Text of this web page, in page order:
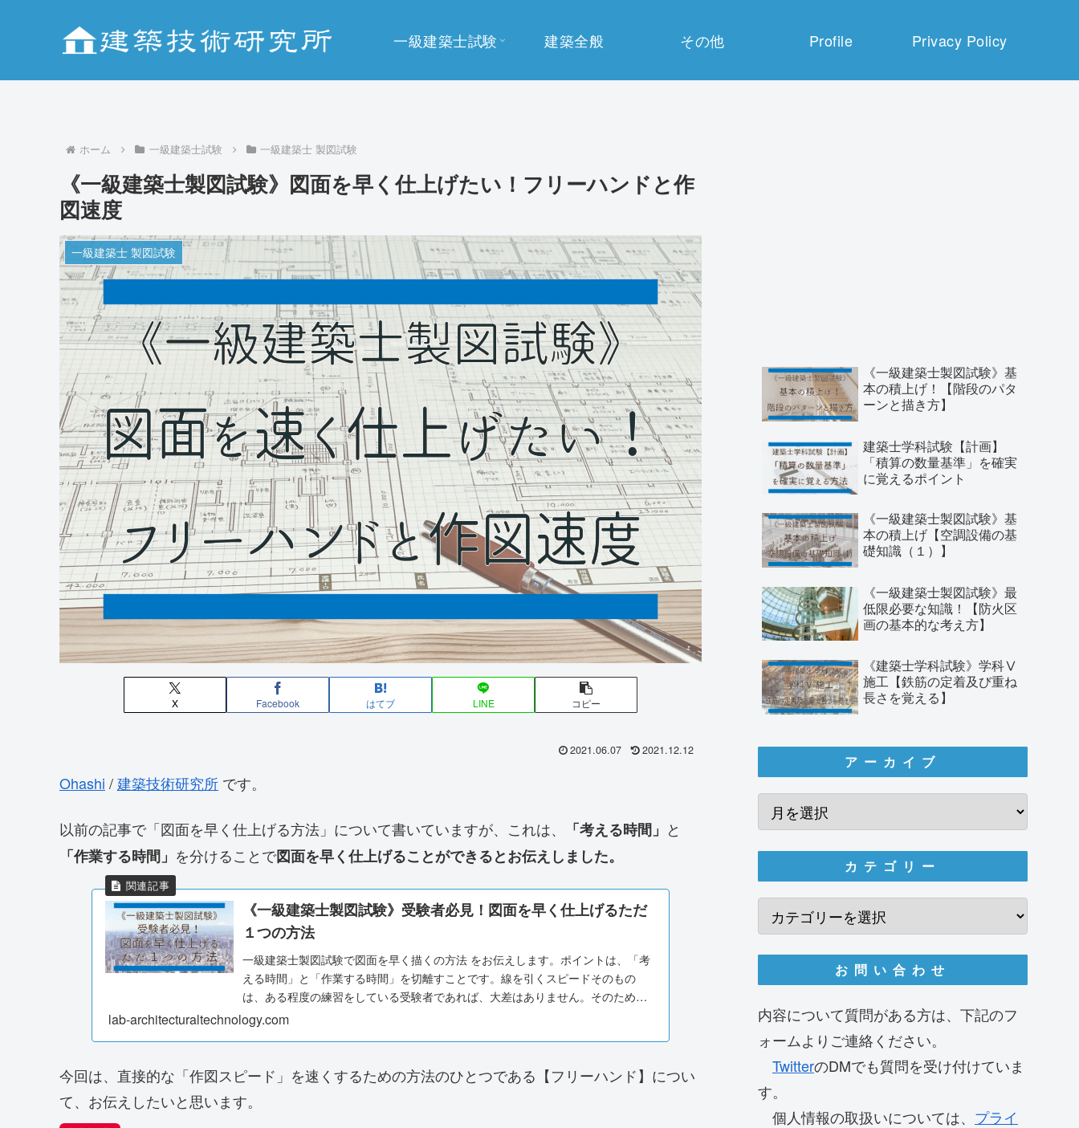
一級建築士試験 建築全般 その他 Profile Privacy Policy
ホーム 一級建築士試験 一級建築士 製図試験
《一級建築士製図試験》図面を早く仕上げたい！フリーハンドと作
図速度
一級建築士 製図試験
X Facebook はてブ LINE コピー
2021.06.07 2021.12.12
Ohashi /建築技術研究所 です。
以前の記事で「図面を早く仕上げる方法」について書いていますが、これは、 「考える時間」 と
「作業する時間」 を分けることで図面を早く仕上げることができるとお伝えしました。
《一級建築士製図試験》受験者必見！図面を早く仕上げるただ
１つの方法
一級建築士製図試験で図面を早く描くの方法 をお伝えします。ポイントは、「考
える時間」と「作業する時間」を切離すことです。線を引くスピードそのもの
は、ある程度の練習をしている受験者であれば、大差はありません。そのため、
作図時間中に「考える時間」が生じて手が止まっている時間を減らせば、誰でも
図面を早く描くことができます。
lab-architecturaltechnology.com
今回は、直接的な「作図スピード」を速くするための方法のひとつである【フリーハンド】につい
て、お伝えしたいと思います。
《一級建築士製図試験》基
本の積上げ！【階段のパタ
ーンと描き方】
建築士学科試験【計画】
「積算の数量基準」を確実
に覚えるポイント
《一級建築士製図試験》基
本の積上げ【空調設備の基
礎知識（１）】
《一級建築士製図試験》最
低限必要な知識！【防火区
画の基本的な考え方】
《建築士学科試験》学科Ⅴ
施工【鉄筋の定着及び重ね
長さを覚える】
アーカイブ
カテゴリー
お問い合わせ
内容について質問がある方は、下記のフ
ォームよりご連絡ください。
TwitterのDMでも質問を受け付けていま
す。
個人情報の取扱いについては、 プライ